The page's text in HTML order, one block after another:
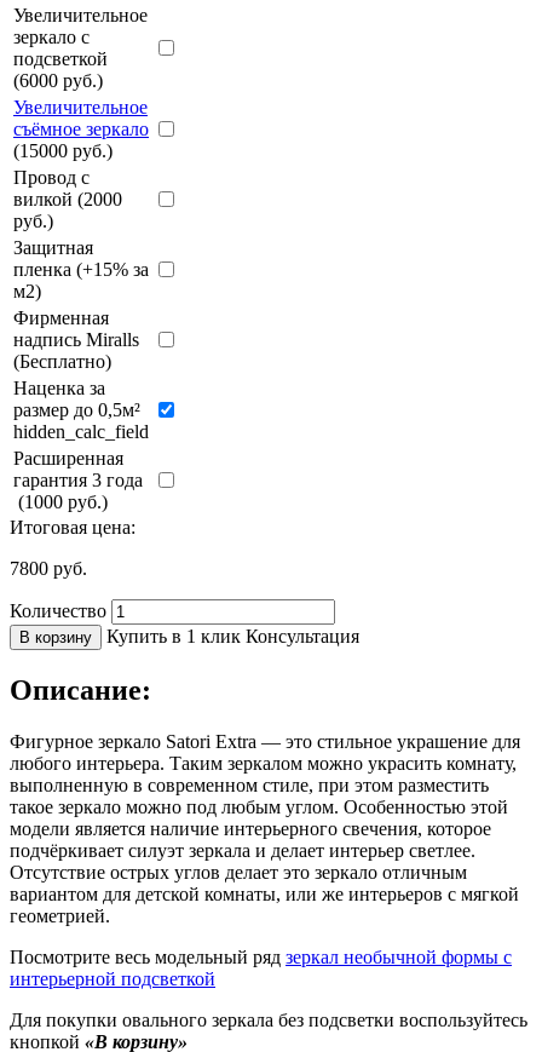
Увеличительное
зеркало с
подсветкой
(6000 руб.)
Увеличительное
съёмное зеркало
(15000 руб.)
Провод с
вилкой (2000
руб.)
Защитная
пленка (+15% за
м2)
Фирменная
надпись Miralls
(Бесплатно)
Наценка за
размер до 0,5м²
hidden_calc_field
Расширенная
гарантия 3 года
(1000 руб.)
Итоговая цена:
7800 руб.
Количество
В корзину Купить в 1 клик Консультация
Описание:
Фигурное зеркало Satori Extra — это стильное украшение для
любого интерьера. Таким зеркалом можно украсить комнату,
выполненную в современном стиле, при этом разместить
такое зеркало можно под любым углом. Особенностью этой
модели является наличие интерьерного свечения, которое
подчёркивает силуэт зеркала и делает интерьер светлее.
Отсутствие острых углов делает это зеркало отличным
вариантом для детской комнаты, или же интерьеров с мягкой
геометрией.
Посмотрите весь модельный ряд зеркал необычной формы с
интерьерной подсветкой
Для покупки овального зеркала без подсветки воспользуйтесь
кнопкой «В корзину»